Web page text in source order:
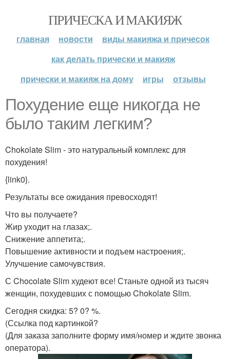
ПРИЧЕСКА И МАКИЯЖ
главная новости
виды макияжа и причесок
как делать прически и макияж
прически и макияж на дому
игры отзывы
Похудение еще никогда не
было таким легким?
Chokolate Slim - это натуральный комплекс для
похудения!
{link0}.
Результаты все ожидания превосходят!
Что вы получаете?
Жир уходит на глазах;.
Снижение аппетита;.
Повышение активности и подъем настроения;.
Улучшение самочувствия.
С Chocolate Slim худеют все! Станьте одной из тысяч
женщин, похудевших с помощью Chokolate Slim.
Сегодня скидка: 5? 0? %.
(Ссылка под картинкой?
(Для заказа заполните форму имя/номер и ждите звонка
оператора).